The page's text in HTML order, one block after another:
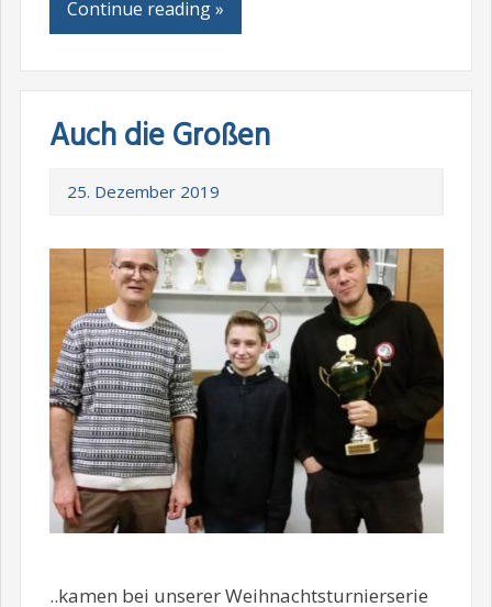
Continue reading »
Auch die Großen
25. Dezember 2019
..kamen bei unserer Weihnachtsturnierserie